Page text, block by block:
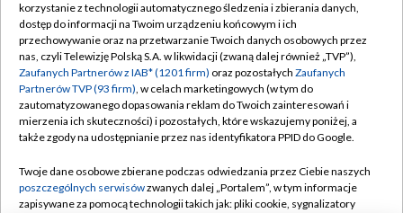
TVP
Abonament TVP
Emisja w TVP
Centrum informacji TVP
Naziemna Telewizja Cyfrowa
Rada Programowa
Regulamin TVP
Polityka prywatności
Moje zgody
Pomoc
Kontakt
korzystanie z technologii automatycznego śledzenia i zbierania danych,
dostęp do informacji na Twoim urządzeniu końcowym i ich
przechowywanie oraz na przetwarzanie Twoich danych osobowych przez
nas, czyli Telewizję Polską S.A. w likwidacji (zwaną dalej również „TVP”),
Zaufanych Partnerów z IAB* (1201 firm) oraz pozostałych Zaufanych
Partnerów TVP (93 firm), w celach marketingowych (w tym do
zautomatyzowanego dopasowania reklam do Twoich zainteresowań i
mierzenia ich skuteczności) i pozostałych, które wskazujemy poniżej, a
także zgody na udostępnianie przez nas identyfikatora PPID do Google.
Twoje dane osobowe zbierane podczas odwiedzania przez Ciebie naszych
poszczególnych serwisówzwanych dalej „Portalem”, w tym informacje
zapisywane za pomocą technologii takich jak: pliki cookie, sygnalizatory